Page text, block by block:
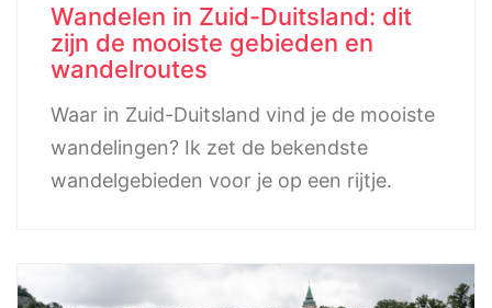
Wandelen in Zuid-Duitsland: dit
zijn de mooiste gebieden en
wandelroutes
Waar in Zuid-Duitsland vind je de mooiste
wandelingen? Ik zet de bekendste
wandelgebieden voor je op een rijtje.